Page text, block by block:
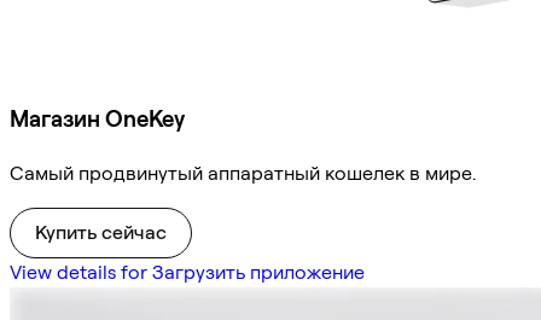
Магазин OneKey
Самый продвинутый аппаратный кошелек в мире.
Купить сейчас
View details for Загрузить приложение